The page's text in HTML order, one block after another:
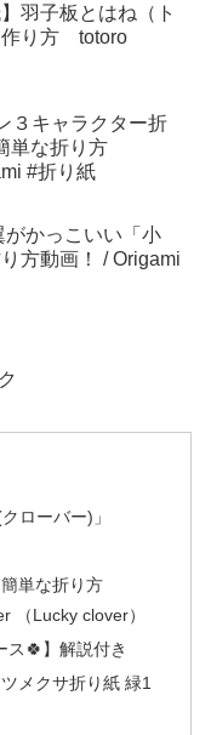
羽子板とはね（ト
作り方 totoro
３キャラクター折
#折り紙
がかっこいい「小
方動画！ / Origami
ローバー)」
単な折り方
（Lucky clover）
ス🍀】解説付き
メクサ折り紙 緑1